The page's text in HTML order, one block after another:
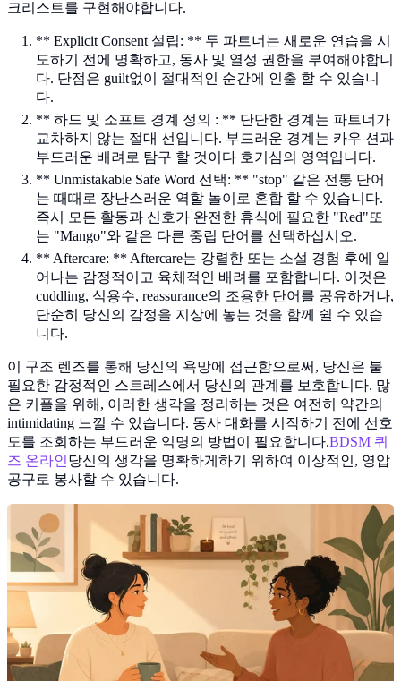
크리스트를 구현해야합니다.
** Explicit Consent 설립: ** 두 파트너는 새로운 연습을 시
도하기 전에 명확하고, 동사 및 열성 권한을 부여해야합니
다. 단점은 guilt없이 절대적인 순간에 인출 할 수 있습니
다.
** 하드 및 소프트 경계 정의 : ** 단단한 경계는 파트너가
교차하지 않는 절대 선입니다. 부드러운 경계는 카우 션과
부드러운 배려로 탐구 할 것이다 호기심의 영역입니다.
** Unmistakable Safe Word 선택: ** "stop" 같은 전통 단어
는 때때로 장난스러운 역할 놀이로 혼합 할 수 있습니다.
즉시 모든 활동과 신호가 완전한 휴식에 필요한 "Red"또
는 "Mango"와 같은 다른 중립 단어를 선택하십시오.
** Aftercare: ** Aftercare는 강렬한 또는 소설 경험 후에 일
어나는 감정적이고 육체적인 배려를 포함합니다. 이것은
cuddling, 식용수, reassurance의 조용한 단어를 공유하거나,
단순히 당신의 감정을 지상에 놓는 것을 함께 쉴 수 있습
니다.
이 구조 렌즈를 통해 당신의 욕망에 접근함으로써, 당신은 불
필요한 감정적인 스트레스에서 당신의 관계를 보호합니다. 많
은 커플을 위해, 이러한 생각을 정리하는 것은 여전히 약간의
intimidating 느낄 수 있습니다. 동사 대화를 시작하기 전에 선호
도를 조회하는 부드러운 익명의 방법이 필요합니다.BDSM 퀴
즈 온라인 당신의 생각을 명확하게하기 위하여 이상적인, 영압
공구로 봉사할 수 있습니다.